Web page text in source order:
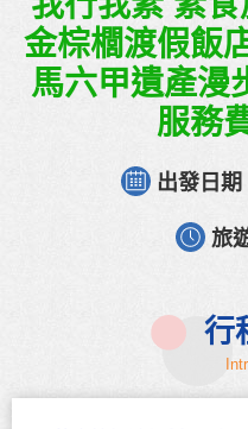
金棕櫚渡假飯
馬六甲遺產漫
服務
出發日期
旅
行